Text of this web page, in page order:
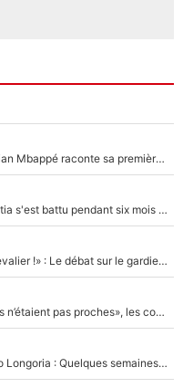
«Je ne sais pas pourquoi j’ai dit ça...» : Kylian Mbappé raconte sa première rencontre avec Zinédine Zidane (et c’est très drôle)
Départ de Roberto De Zerbi - Medhi Benatia s'est battu pendant six mois pour le retenir à l'OM, le PSG a été le naufrage de trop : «Je pars avec toi»
«Admets que tu t'es trompé sur Lucas Chevalier !» : Le débat sur le gardien du PSG vire au clash à l'After Foot
Zinédine Zidane et Didier Deschamps : «Ils n’étaient pas proches», les confidences d’un membre de l’équipe de France 1998 sur leur relation spéciale
Medhi Benatia s'est «senti trahi» par Pablo Longoria : Quelques semaines après son départ, l'ancien directeur de football de l'OM règle ses comptes